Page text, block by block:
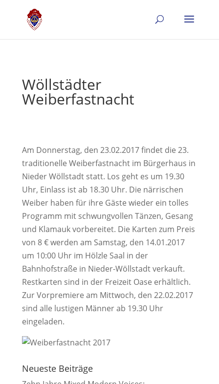
Wöllstädter
Weiberfastnacht
Am Donnerstag, den 23.02.2017 findet die 23.
traditionelle Weiberfastnacht im Bürgerhaus in
Nieder Wöllstadt statt. Los geht es um 19.30
Uhr, Einlass ist ab 18.30 Uhr. Die närrischen
Weiber haben für ihre Gäste wieder ein tolles
Programm mit schwungvollen Tänzen, Gesang
und Klamauk vorbereitet. Die Karten zum Preis
von 8 € werden am Samstag, den 14.01.2017
um 10:00 Uhr im Hölzle Saal in der
Bahnhofstraße in Nieder-Wöllstadt verkauft.
Restkarten sind in der Freizeit Oase erhältlich.
Zur Vorpremiere am Mittwoch, den 22.02.2017
sind alle lustigen Männer ab 19.30 Uhr
eingeladen.
Neueste Beiträge